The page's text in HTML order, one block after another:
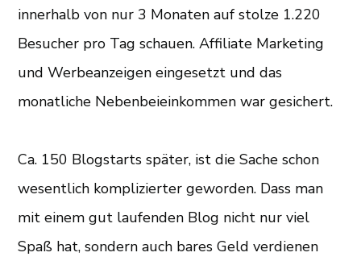
innerhalb von nur 3 Monaten auf stolze 1.220
Besucher pro Tag schauen. Affiliate Marketing
und Werbeanzeigen eingesetzt und das
monatliche Nebenbeieinkommen war gesichert.
Ca. 150 Blogstarts später, ist die Sache schon
wesentlich komplizierter geworden. Dass man
mit einem gut laufenden Blog nicht nur viel
Spaß hat, sondern auch bares Geld verdienen